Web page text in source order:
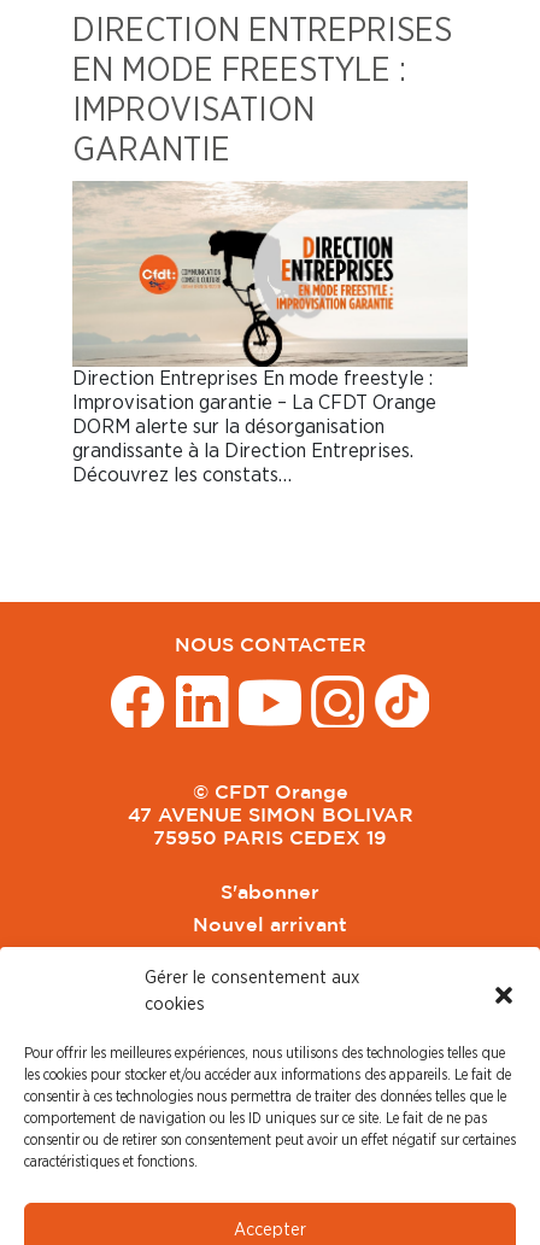
Gérer le consentement aux
cookies
Pour offrir les meilleures expériences, nous utilisons des technologies telles que
les cookies pour stocker et/ou accéder aux informations des appareils. Le fait de
consentir à ces technologies nous permettra de traiter des données telles que le
comportement de navigation ou les ID uniques sur ce site. Le fait de ne pas
consentir ou de retirer son consentement peut avoir un effet négatif sur certaines
caractéristiques et fonctions.
Accepter
DIRECTION ENTREPRISES
EN MODE FREESTYLE :
IMPROVISATION
GARANTIE
Direction Entreprises En mode freestyle :
Improvisation garantie – La CFDT Orange
DORM alerte sur la désorganisation
grandissante à la Direction Entreprises.
Découvrez les constats…
NOUS CONTACTER
© CFDT Orange
47 AVENUE SIMON BOLIVAR
75950 PARIS CEDEX 19
S'abonner
Nouvel arrivant
CFDT Cadres
CFDT Retraités
L'UFFA
CFDT F3C
PRESSE